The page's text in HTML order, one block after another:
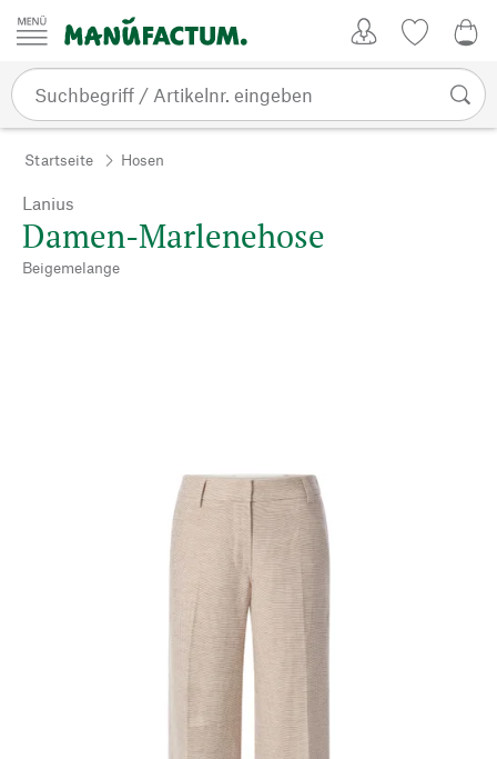
Zum Inhalt springen
Startseite Hosen
Lanius
Damen-Marlenehose
Beigemelange